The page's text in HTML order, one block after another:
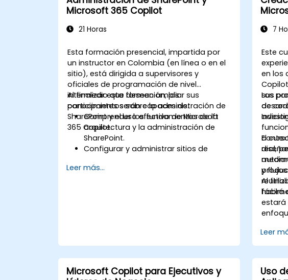
Microsoft 365 Copilot
21 Horas
Esta formación presencial, impartida por
un instructor en Colombia (en línea o en el
sitio), está dirigida a supervisores y
oficiales de programación de nivel
intermedio que deseen ampliar sus
conocimientos sobre la administración de
SharePoint y el uso efectivo de Microsoft
365 Copilot.
Al finalizar esta formación, los
participantes serán capaces de:
Comprender los fundamentos de la
arquitectura y la administración de
SharePoint.
Configurar y administrar sitios de
usuarios.
gobernanza de datos y gestión de
contenido.
Leer más...
7
Este
en los
sus
de
Los
y
El
real,
Al
habrá
estará
Leer
Microsoft Copilot para Ejecutivos y
Uso